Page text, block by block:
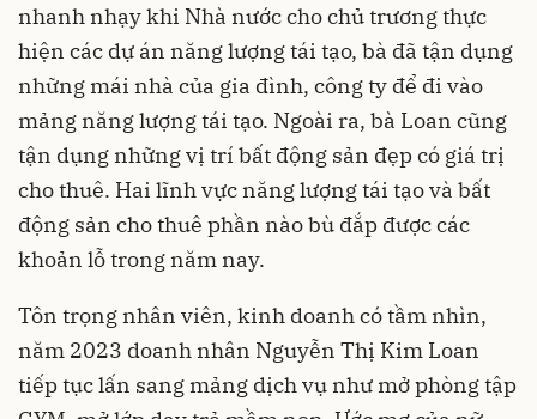
nhanh nhạy khi Nhà nước cho chủ trương thực
hiện các dự án năng lượng tái tạo, bà đã tận dụng
những mái nhà của gia đình, công ty để đi vào
mảng năng lượng tái tạo. Ngoài ra, bà Loan cũng
tận dụng những vị trí bất động sản đẹp có giá trị
cho thuê. Hai lĩnh vực năng lượng tái tạo và bất
động sản cho thuê phần nào bù đắp được các
khoản lỗ trong năm nay.
Tôn trọng nhân viên, kinh doanh có tầm nhìn,
năm 2023 doanh nhân Nguyễn Thị Kim Loan
tiếp tục lấn sang mảng dịch vụ như mở phòng tập